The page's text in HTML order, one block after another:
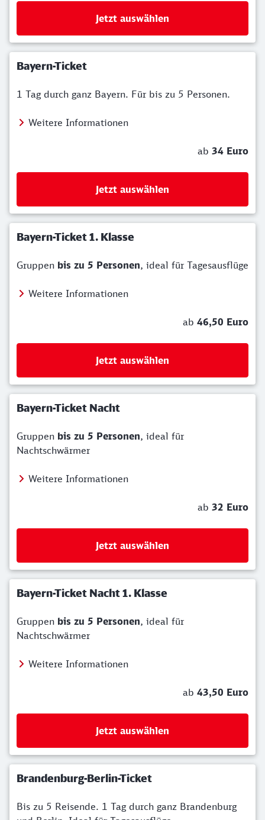
Jetzt auswählen
Bayern-Ticket
1 Tag durch ganz Bayern. Für bis zu 5 Personen.
Weitere Informationen
ab 34 Euro
Jetzt auswählen
Bayern-Ticket 1. Klasse
Gruppen bis zu 5 Personen, ideal für Tagesausflüge
Weitere Informationen
ab 46,50 Euro
Jetzt auswählen
Bayern-Ticket Nacht
Gruppen bis zu 5 Personen, ideal für
Nachtschwärmer
Weitere Informationen
ab 32 Euro
Jetzt auswählen
Bayern-Ticket Nacht 1. Klasse
Gruppen bis zu 5 Personen, ideal für
Nachtschwärmer
Weitere Informationen
ab 43,50 Euro
Jetzt auswählen
Brandenburg-Berlin-Ticket
Bis zu 5 Reisende. 1 Tag durch ganz Brandenburg